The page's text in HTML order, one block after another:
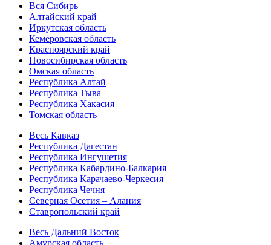
Вся Сибирь
Алтайский край
Иркутская область
Кемеровская область
Красноярский край
Новосибирская область
Омская область
Республика Алтай
Республика Тыва
Республика Хакасия
Томская область
Весь Кавказ
Республика Дагестан
Республика Ингушетия
Республика Кабардино-Балкария
Республика Карачаево-Черкесия
Республика Чечня
Северная Осетия – Алания
Ставропольский край
Весь Дальний Восток
Амурская область